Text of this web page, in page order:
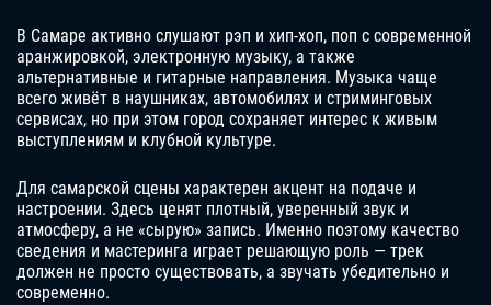
В Самаре активно слушают рэп и хип-хоп, поп с современной
аранжировкой, электронную музыку, а также
альтернативные и гитарные направления. Музыка чаще
всего живёт в наушниках, автомобилях и стриминговых
сервисах, но при этом город сохраняет интерес к живым
выступлениям и клубной культуре.
Для самарской сцены характерен акцент на подаче и
настроении. Здесь ценят плотный, уверенный звук и
атмосферу, а не «сырую» запись. Именно поэтому качество
сведения и мастеринга играет решающую роль — трек
должен не просто существовать, а звучать убедительно и
современно.